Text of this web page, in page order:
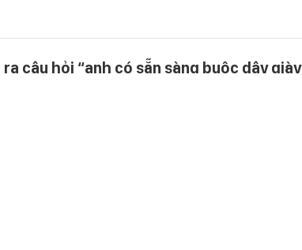
ra câu hỏi “anh có sẵn sàng buộc dây giày